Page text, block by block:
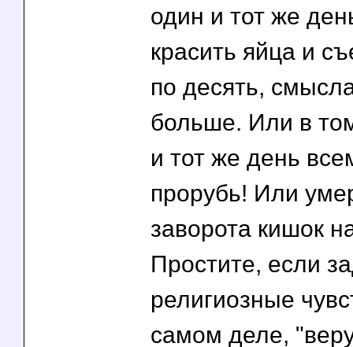
один и тот же
красить яйца и
по десять,
больше. Или в
и тот же день
прорубь! Или
заворота кишок
Простите, если
религиозные
самом деле,